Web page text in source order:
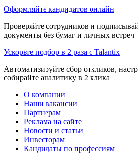
Оформляйте кандидатов онлайн
Проверяйте сотрудников и
документы без бумаг и личных встреч
Ускорьте подбор в 2 раза с Talantix
Автоматизируйте сбор откликов,
собирайте аналитику в 2 клика
О компании
Наши вакансии
Партнерам
Реклама на сайте
Новости и статьи
Инвесторам
Кандидаты по профессиям